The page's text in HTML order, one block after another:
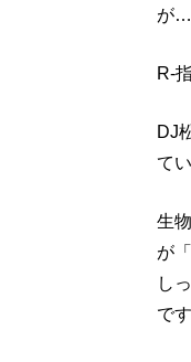
が
R-
DJ
て
生
が
し
で